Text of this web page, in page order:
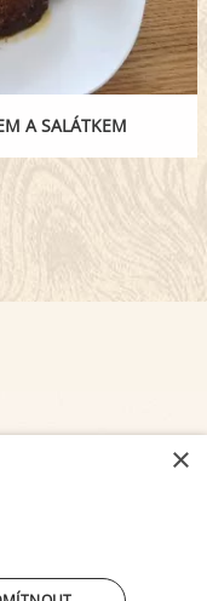
A SALÁTKEM
×